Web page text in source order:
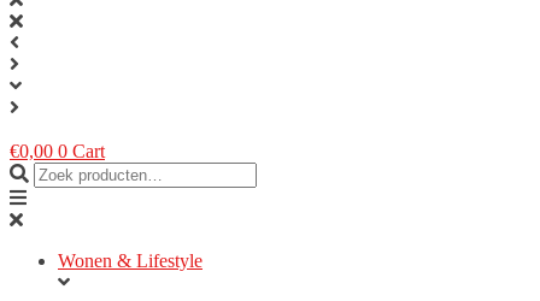
€0,00 0 Cart
Wonen & Lifestyle